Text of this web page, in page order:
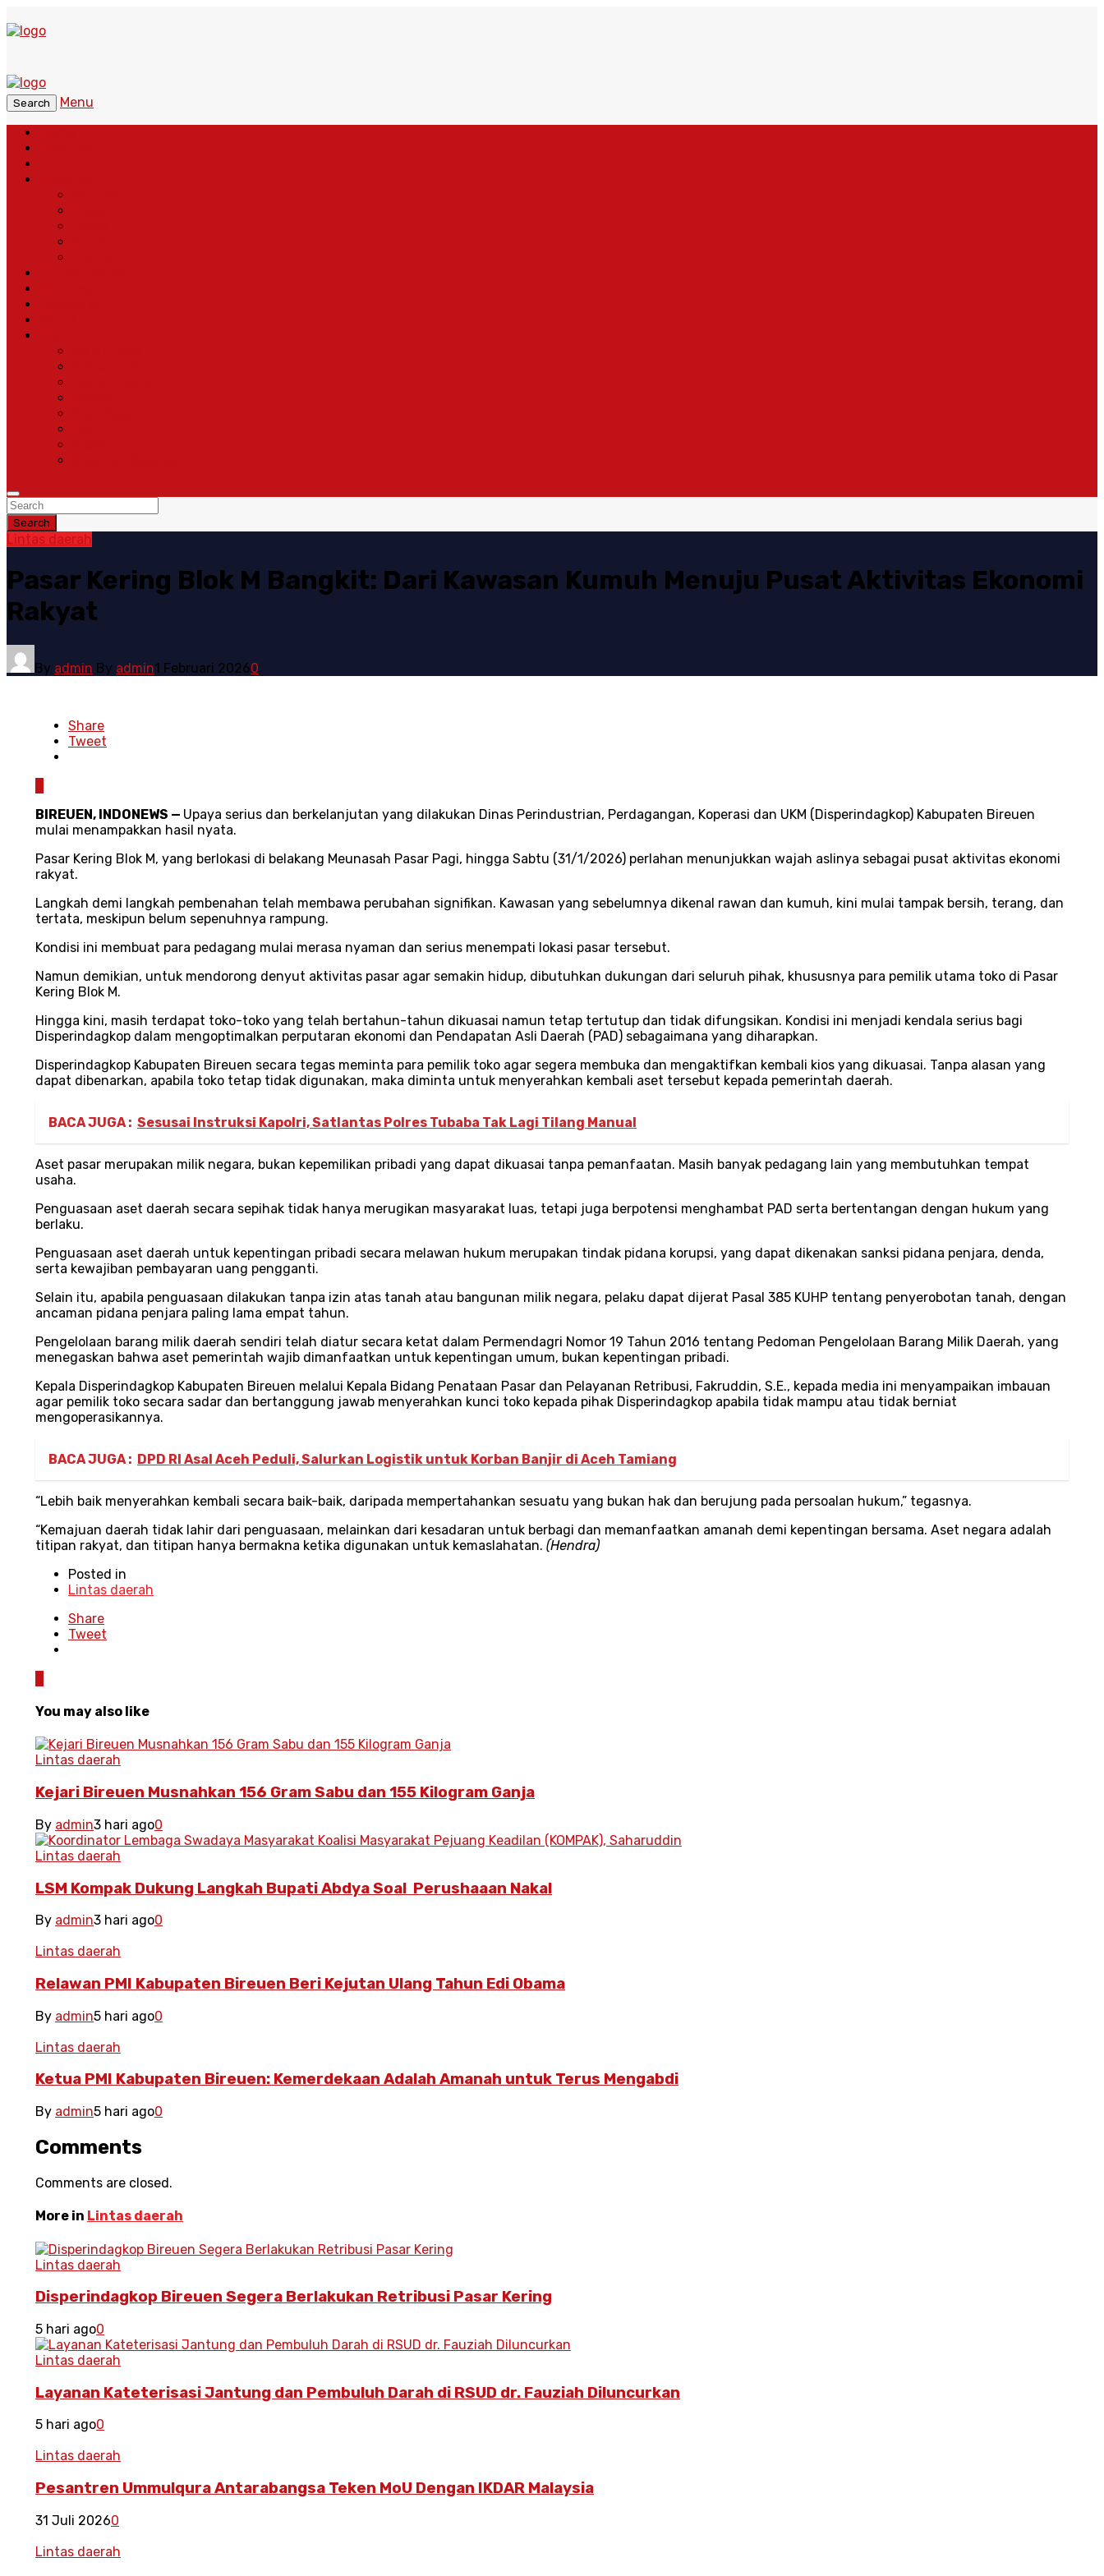
Search
Menu
Search
Lintas daerah
Pasar Kering Blok M Bangkit: Dari Kawasan Kumuh Menuju Pusat Aktivitas Ekonomi
Rakyat
By admin By admin1 Februari 20260
Share
Tweet
BIREUEN, INDONEWS — Upaya serius dan berkelanjutan yang dilakukan Dinas Perindustrian, Perdagangan, Koperasi dan UKM (Disperindagkop) Kabupaten Bireuen
mulai menampakkan hasil nyata.
Pasar Kering Blok M, yang berlokasi di belakang Meunasah Pasar Pagi, hingga Sabtu (31/1/2026) perlahan menunjukkan wajah aslinya sebagai pusat aktivitas ekonomi
rakyat.
Langkah demi langkah pembenahan telah membawa perubahan signifikan. Kawasan yang sebelumnya dikenal rawan dan kumuh, kini mulai tampak bersih, terang, dan
tertata, meskipun belum sepenuhnya rampung.
Kondisi ini membuat para pedagang mulai merasa nyaman dan serius menempati lokasi pasar tersebut.
Namun demikian, untuk mendorong denyut aktivitas pasar agar semakin hidup, dibutuhkan dukungan dari seluruh pihak, khususnya para pemilik utama toko di Pasar
Kering Blok M.
Hingga kini, masih terdapat toko-toko yang telah bertahun-tahun dikuasai namun tetap tertutup dan tidak difungsikan. Kondisi ini menjadi kendala serius bagi
Disperindagkop dalam mengoptimalkan perputaran ekonomi dan Pendapatan Asli Daerah (PAD) sebagaimana yang diharapkan.
Disperindagkop Kabupaten Bireuen secara tegas meminta para pemilik toko agar segera membuka dan mengaktifkan kembali kios yang dikuasai. Tanpa alasan yang
dapat dibenarkan, apabila toko tetap tidak digunakan, maka diminta untuk menyerahkan kembali aset tersebut kepada pemerintah daerah.
BACA JUGA : Sesusai Instruksi Kapolri, Satlantas Polres Tubaba Tak Lagi Tilang Manual
Aset pasar merupakan milik negara, bukan kepemilikan pribadi yang dapat dikuasai tanpa pemanfaatan. Masih banyak pedagang lain yang membutuhkan tempat
usaha.
Penguasaan aset daerah secara sepihak tidak hanya merugikan masyarakat luas, tetapi juga berpotensi menghambat PAD serta bertentangan dengan hukum yang
berlaku.
Penguasaan aset daerah untuk kepentingan pribadi secara melawan hukum merupakan tindak pidana korupsi, yang dapat dikenakan sanksi pidana penjara, denda,
serta kewajiban pembayaran uang pengganti.
Selain itu, apabila penguasaan dilakukan tanpa izin atas tanah atau bangunan milik negara, pelaku dapat dijerat Pasal 385 KUHP tentang penyerobotan tanah, dengan
ancaman pidana penjara paling lama empat tahun.
Pengelolaan barang milik daerah sendiri telah diatur secara ketat dalam Permendagri Nomor 19 Tahun 2016 tentang Pedoman Pengelolaan Barang Milik Daerah, yang
menegaskan bahwa aset pemerintah wajib dimanfaatkan untuk kepentingan umum, bukan kepentingan pribadi.
Kepala Disperindagkop Kabupaten Bireuen melalui Kepala Bidang Penataan Pasar dan Pelayanan Retribusi, Fakruddin, S.E., kepada media ini menyampaikan imbauan
agar pemilik toko secara sadar dan bertanggung jawab menyerahkan kunci toko kepada pihak Disperindagkop apabila tidak mampu atau tidak berniat
mengoperasikannya.
BACA JUGA : DPD RI Asal Aceh Peduli, Salurkan Logistik untuk Korban Banjir di Aceh Tamiang
“Lebih baik menyerahkan kembali secara baik-baik, daripada mempertahankan sesuatu yang bukan hak dan berujung pada persoalan hukum,” tegasnya.
“Kemajuan daerah tidak lahir dari penguasaan, melainkan dari kesadaran untuk berbagi dan memanfaatkan amanah demi kepentingan bersama. Aset negara adalah
titipan rakyat, dan titipan hanya bermakna ketika digunakan untuk kemaslahatan. (Hendra)
Posted in
Lintas daerah
Share
Tweet
You may also like
Lintas daerah
Kejari Bireuen Musnahkan 156 Gram Sabu dan 155 Kilogram Ganja
By admin3 hari ago0
Lintas daerah
LSM Kompak Dukung Langkah Bupati Abdya Soal Perushaaan Nakal
By admin3 hari ago0
Lintas daerah
Relawan PMI Kabupaten Bireuen Beri Kejutan Ulang Tahun Edi Obama
By admin5 hari ago0
Lintas daerah
Ketua PMI Kabupaten Bireuen: Kemerdekaan Adalah Amanah untuk Terus Mengabdi
By admin5 hari ago0
Comments
Comments are closed.
More in Lintas daerah
Lintas daerah
Disperindagkop Bireuen Segera Berlakukan Retribusi Pasar Kering
5 hari ago0
Lintas daerah
Layanan Kateterisasi Jantung dan Pembuluh Darah di RSUD dr. Fauziah Diluncurkan
5 hari ago0
Lintas daerah
Pesantren Ummulqura Antarabangsa Teken MoU Dengan IKDAR Malaysia
31 Juli 20260
Lintas daerah